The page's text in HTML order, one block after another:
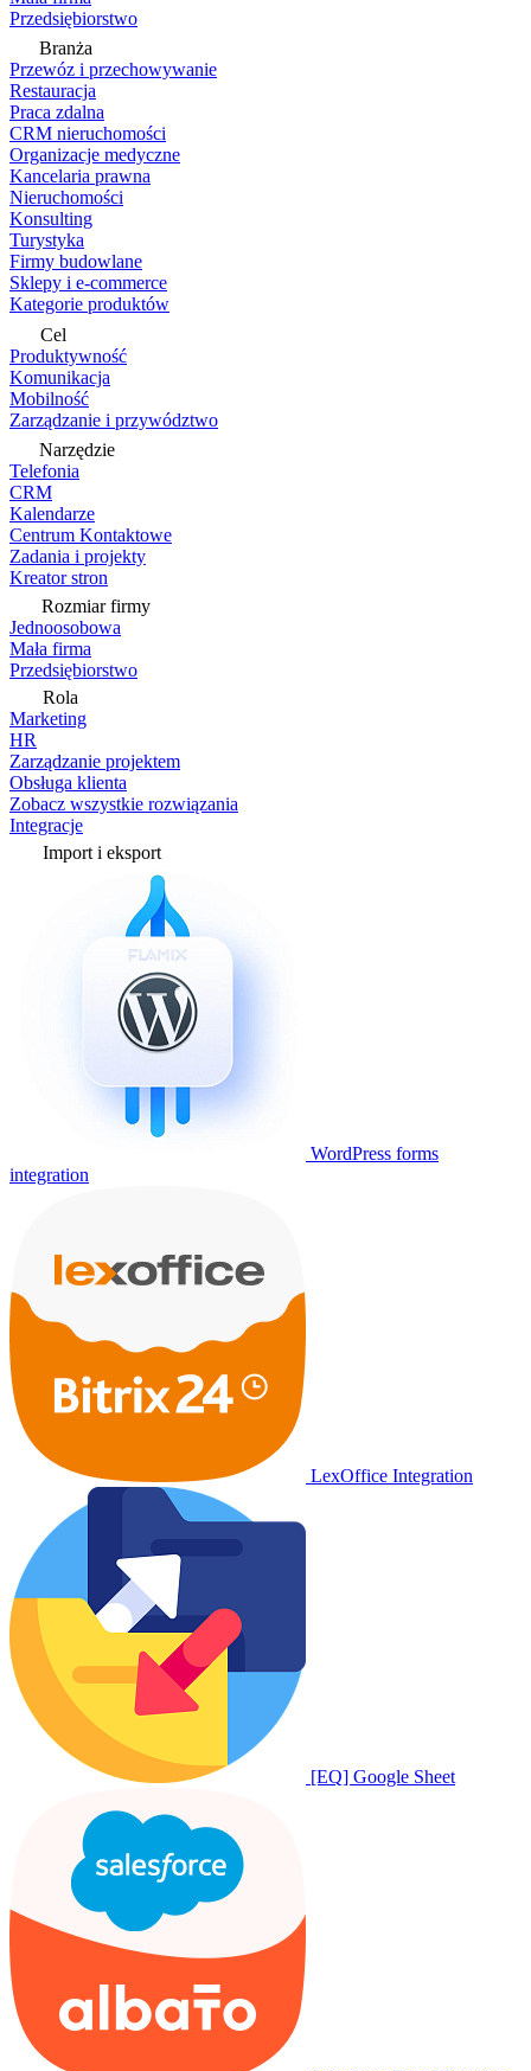
Przedsiębiorstwo
Branża
Przewóz i przechowywanie
Restauracja
Praca zdalna
CRM nieruchomości
Organizacje medyczne
Kancelaria prawna
Nieruchomości
Konsulting
Turystyka
Firmy budowlane
Sklepy i e-commerce
Kategorie produktów
Cel
Produktywność
Komunikacja
Mobilność
Zarządzanie i przywództwo
Narzędzie
Telefonia
CRM
Kalendarze
Centrum Kontaktowe
Zadania i projekty
Kreator stron
Rozmiar firmy
Jednoosobowa
Mała firma
Przedsiębiorstwo
Rola
Marketing
HR
Zarządzanie projektem
Obsługa klienta
Zobacz wszystkie rozwiązania
Integracje
Import i eksport
WordPress forms
integration
LexOffice Integration
[EQ] Google Sheet